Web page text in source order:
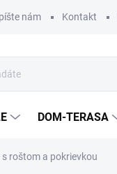
nám Kontakt
DOM-TERASA
roštom a pokrievkou